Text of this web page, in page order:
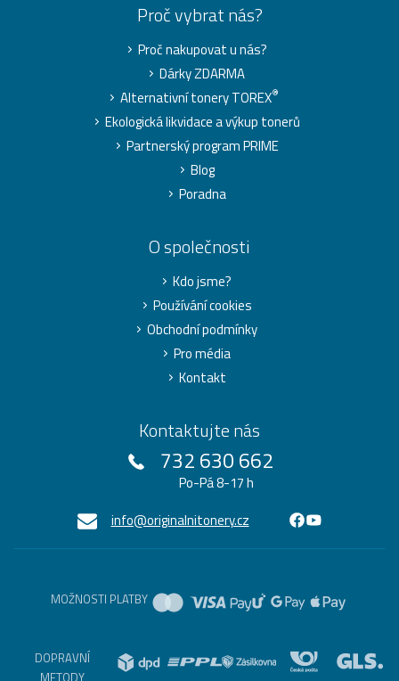
Proč vybrat nás?
Proč nakupovat u nás?
Dárky ZDARMA
Alternativní tonery TOREX®
Ekologická likvidace a výkup tonerů
Partnerský program PRIME
Blog
Poradna
O společnosti
Kdo jsme?
Používání cookies
Obchodní podmínky
Pro média
Kontakt
Kontaktujte nás
732 630 662
Po-Pá 8-17 h
info@originalnitonery.cz
MOŽNOSTI PLATBY
DOPRAVNÍ